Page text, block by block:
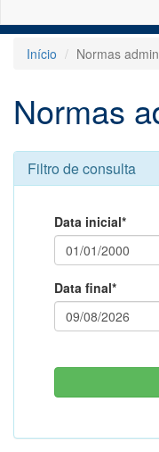
Início
Normas
Normas
Filtro de consulta
Data inicial*
Data final*